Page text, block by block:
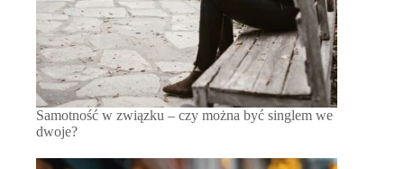
Samotność w związku – czy można być singlem we
dwoje?